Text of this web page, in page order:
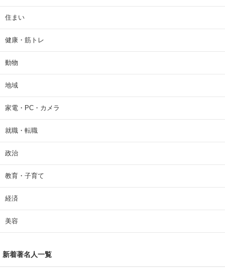
住まい
健康・筋トレ
動物
地域
家電・PC・カメラ
就職・転職
政治
教育・子育て
経済
美容
新着著名人一覧